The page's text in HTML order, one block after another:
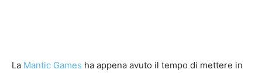
La Mantic Games ha appena avuto il tempo di mettere in